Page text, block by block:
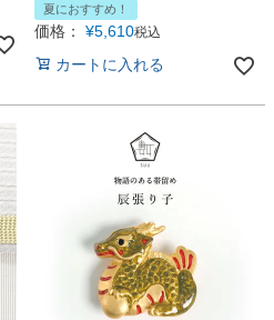
夏におすすめ！
価格： ¥5,610税込
カートに入れる